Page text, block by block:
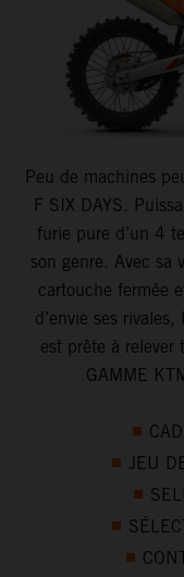
Peu de machines
F SIX DAYS.
furie pure d’un 4
son genre. Avec sa
cartouche fermée
d’envie ses
est prête à
GAMME
JEU